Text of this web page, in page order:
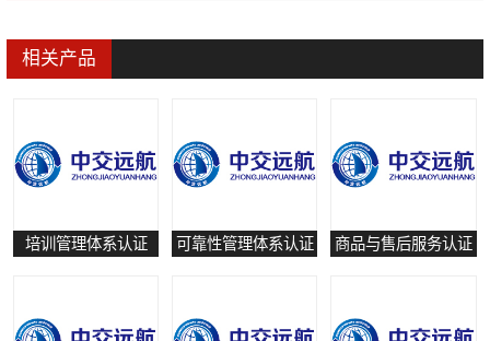
相关产品
培训管理体系认证 可靠性管理体系认证 商品与售后服务认证